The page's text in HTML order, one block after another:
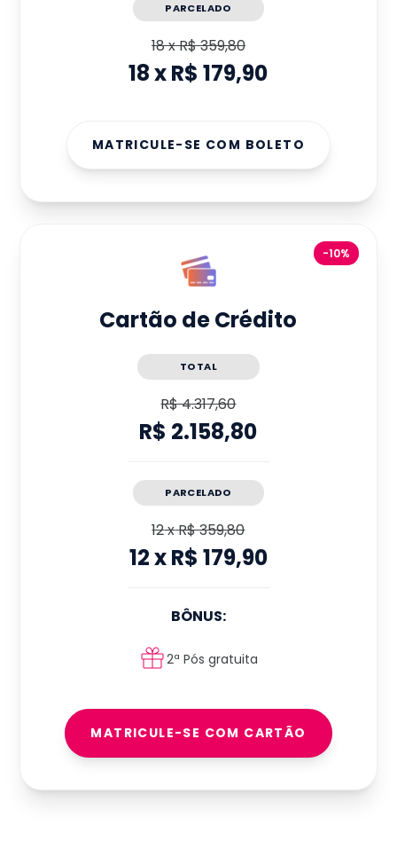
PARCELADO
18xR$ 359,80
18xR$ 179,90
MATRICULE-SE COM BOLETO
-10%
Cartão de Crédito
TOTAL
R$ 4.317,60
R$ 2.158,80
PARCELADO
12xR$ 359,80
12xR$ 179,90
BÔNUS:
2ª Pós gratuita
MATRICULE-SE COM CARTÃO